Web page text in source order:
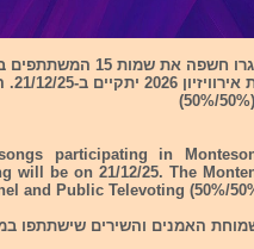
participating in
will be on 21/12/25. The
and Public Televoting (50%/
האמנים והשירים שישתתפו